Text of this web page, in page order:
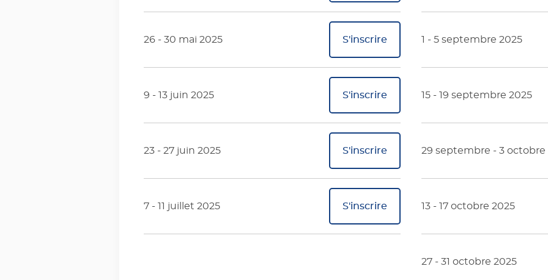
26 - 30 mai 2025 S'inscrire
9 - 13 juin 2025 S'inscrire
23 - 27 juin 2025 S'inscrire
7 - 11 juillet 2025 S'inscrire
1 - 5 septembre 2025
15 - 19 septembre 2025
29 septembre - 3 octobre
13 - 17 octobre 2025
27 - 31 octobre 2025